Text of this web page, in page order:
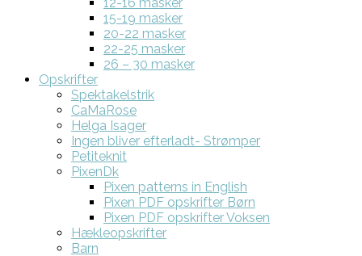
15-19 masker
20-22 masker
22-25 masker
26 – 30 masker
Opskrifter
Spektakelstrik
CaMaRose
Helga Isager
Ingen bliver efterladt- Strømper
Petiteknit
PixenDk
Pixen patterns in English
Pixen PDF opskrifter Børn
Pixen PDF opskrifter Voksen
Hækleopskrifter
Barn